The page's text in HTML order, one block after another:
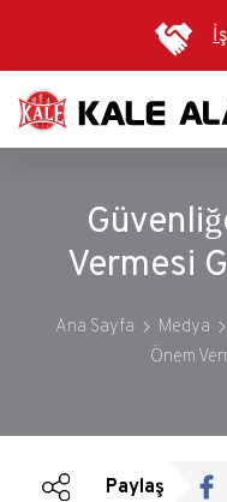
atla
Vermesi
Ana Sayfa Medya
Önem
BültenlerPaylaş